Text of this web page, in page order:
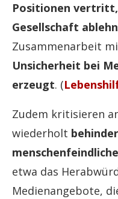
Positionen
Gesellschaft
Zusammenarbeit
Unsicherheit bei
erzeugt. (
Zudem kritisieren
wiederholt
etwa das
Medienangebote,